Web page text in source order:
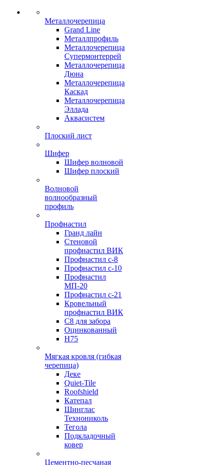
Металлочерепица
Grand Line
Металлпрофиль
Металлочерепица
Супермонтеррей
Металлочерепица
Дюна
Металлочерепица
Каскад
Металлочерепица
Эллада
Аквасистем
Плоский лист
Шифер
Шифер волновой
Шифер плоский
Волновой
волнообразный
профиль
Профнастил
Гранд лайн
Стеновой
профнастил ВИК
Профнастил с-8
Профнастил с-10
Профнастил
МП-20
Профнастил с-21
Кровельный
профнастил ВИК
С8 для забора
Оцинкованный
Н75
Мягкая кровля (гибкая
черепица)
Деке
Quiet-Tile
Roofshield
Катепал
Шинглас
Технониколь
Тегола
Подкладочный
ковер
Цементно-песчаная